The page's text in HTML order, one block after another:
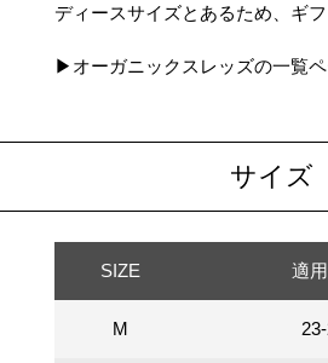
ディースサイズとあるため、ギフ
▶オーガニックスレッズの一覧
サイズ
SIZE 適
M